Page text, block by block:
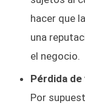
hacer que
una
el negocio.
Pérdida
Por